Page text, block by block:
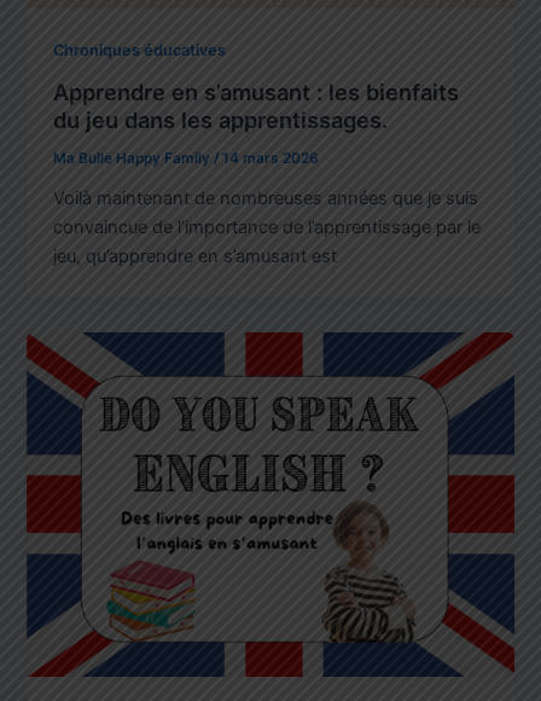
Chroniques éducatives
Apprendre en s’amusant : les bienfaits
du jeu dans les apprentissages.
Ma Bulle Happy Family/ 14 mars 2026
Voilà maintenant de nombreuses années que je suis
convaincue de l’importance de l’apprentissage par le
jeu, qu’apprendre en s’amusant est